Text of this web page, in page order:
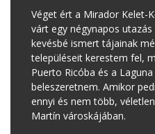
Véget ért a Mirador Kelet-
várt egy négynapos
kevésbé ismert tájainak
településeit kerestem fel,
Puerto Ricóba és a
beleszeretnem. Amikor
ennyi és nem több,
Martín városkájában.